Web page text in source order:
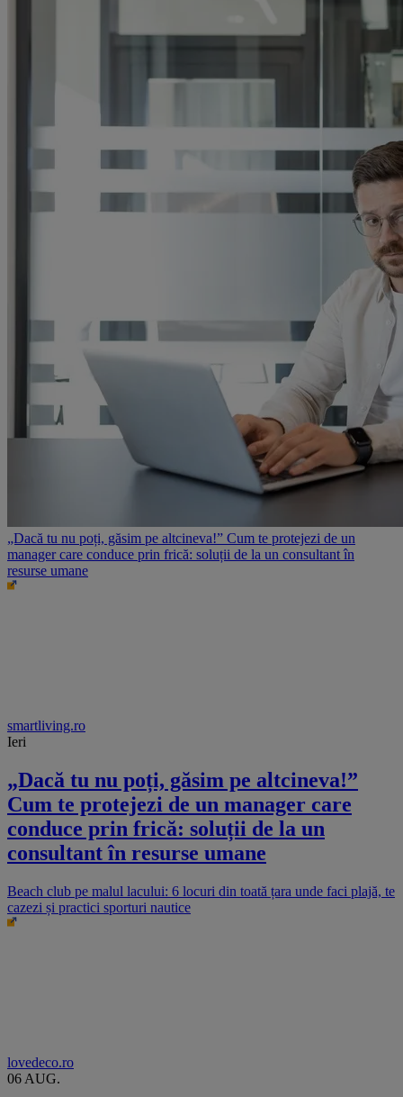
„Dacă tu nu poți, găsim pe altcineva!” Cum te protejezi de un
manager care conduce prin frică: soluții de la un consultant în
resurse umane
smartliving.ro
Ieri
„Dacă tu nu poți, găsim pe altcineva!”
Cum te protejezi de un manager care
conduce prin frică: soluții de la un
consultant în resurse umane
Beach club pe malul lacului: 6 locuri din toată țara unde faci plajă, te
cazezi și practici sporturi nautice
lovedeco.ro
06 AUG.